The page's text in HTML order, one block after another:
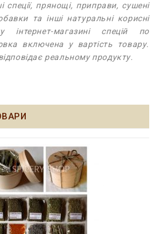
спеції, прянощі, приправи, сушені
та інші натуральні корисні
магазині спецій по
включена у вартість товару.
реальному продукту.